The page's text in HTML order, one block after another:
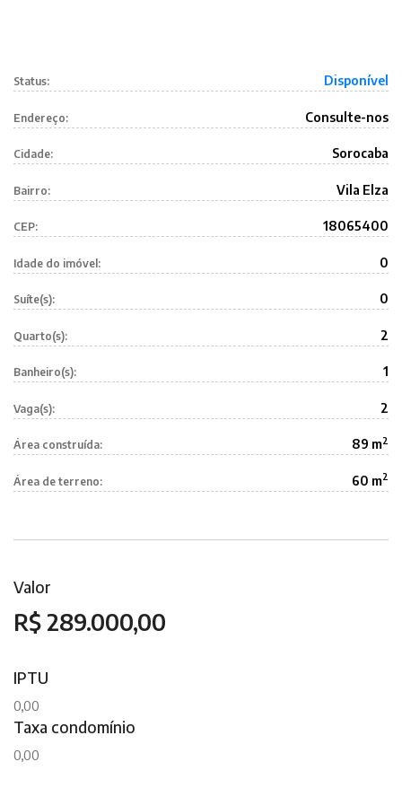
Status: Disponível
Endereço: Consulte-nos
Cidade: Sorocaba
Bairro: Vila Elza
CEP: 18065400
Idade do imóvel: 0
Suíte(s): 0
Quarto(s): 2
Banheiro(s): 1
Vaga(s): 2
Área construída: 89 m2
Área de terreno: 60 m2
Valor
R$ 289.000,00
IPTU
0,00
Taxa condomínio
0,00